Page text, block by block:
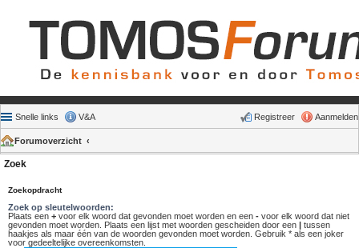
Snelle links V&A Aanmelden
Registreer
Forumoverzicht
Zoek
Zoekopdracht
Zoek op sleutelwoorden:
Plaats een + voor elk woord dat gevonden moet worden en een - voor elk woord dat niet
gevonden moet worden. Plaats een lijst met woorden gescheiden door een | tussen
haakjes als maar één van de woorden gevonden moet worden. Gebruik * als een joker
voor gedeeltelijke overeenkomsten.